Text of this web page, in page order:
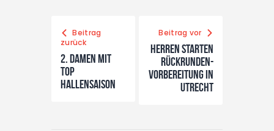
Beitrag
zurück
2. Damen mit
Top
Hallensaison
Beitrag vor
Herren starten
Rückrunden-
Vorbereitung in
Utrecht